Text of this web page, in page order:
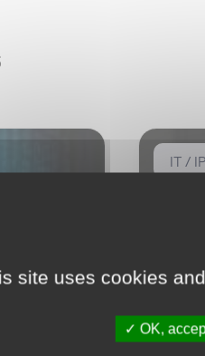
IT / IP
site uses cookies
OK,